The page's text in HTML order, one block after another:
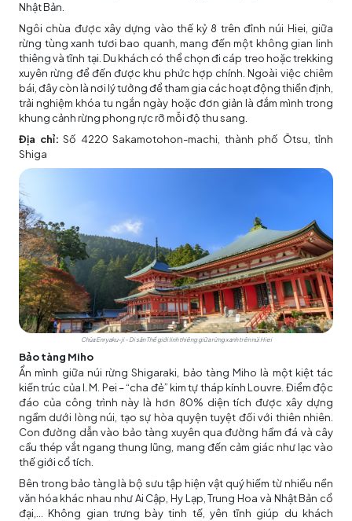
Nhật Bản.
Ngôi chùa được xây dựng vào thế kỷ 8 trên đỉnh núi Hiei, giữa
rừng tùng xanh tươi bao quanh, mang đến một không gian linh
thiêng và tĩnh tại. Du khách có thể chọn đi cáp treo hoặc trekking
xuyên rừng để đến được khu phức hợp chính. Ngoài việc chiêm
bái, đây còn là nơi lý tưởng để tham gia các hoạt động thiền định,
trải nghiệm khóa tu ngắn ngày hoặc đơn giản là đắm mình trong
khung cảnh rừng phong rực rỡ mỗi độ thu sang.
Địa chỉ: Số 4220 Sakamotohon-machi, thành phố Ōtsu, tỉnh
Shiga
Chùa Enryaku-ji – Di sản Thế giới linh thiêng giữa rừng xanh trên núi Hiei
Bảo tàng Miho
Ẩn mình giữa núi rừng Shigaraki, bảo tàng Miho là một kiệt tác
kiến trúc của I. M. Pei – “cha đẻ” kim tự tháp kính Louvre. Điểm độc
đáo của công trình này là hơn 80% diện tích được xây dựng
ngầm dưới lòng núi, tạo sự hòa quyện tuyệt đối với thiên nhiên.
Con đường dẫn vào bảo tàng xuyên qua đường hầm đá và cây
cầu thép vắt ngang thung lũng, mang đến cảm giác như lạc vào
thế giới cổ tích.
Bên trong bảo tàng là bộ sưu tập hiện vật quý hiếm từ nhiều nền
văn hóa khác nhau như Ai Cập, Hy Lạp, Trung Hoa và Nhật Bản cổ
đại,... Không gian trưng bày tinh tế, yên tĩnh giúp du khách